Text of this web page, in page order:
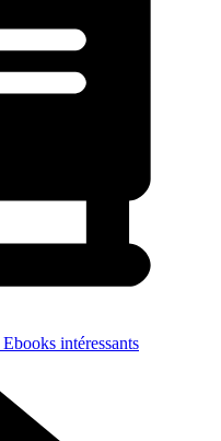
Ebooks intéressants